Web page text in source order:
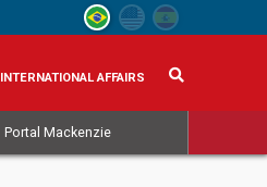
INTERNATIONAL AFFAIRS
Portal Mackenzie